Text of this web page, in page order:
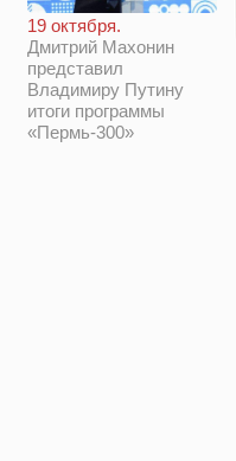
19 октября.
Дмитрий Махонин
представил
Владимиру Путину
итоги программы
«Пермь-300»